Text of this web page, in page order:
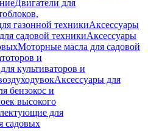
Двигатели для
газонной техникиАксессуары
садовой техникиАксессуары
Моторные масла для садовой
и
культиваторов и
Аксессуары для
бензокос и
высокого
для
садовых